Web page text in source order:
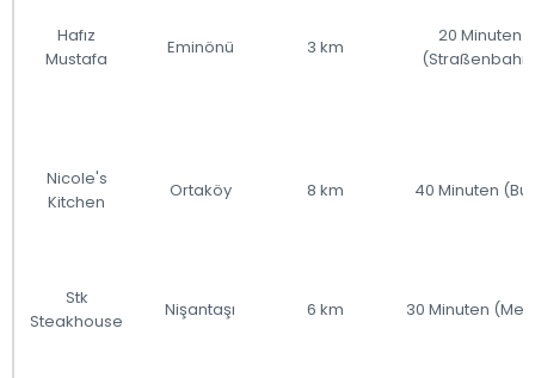
Hafız
Mustafa
Eminönü 3 km
20 Minuten
Nicole's
Kitchen
Ortaköy 8 km 40 Minuten
Stk
Steakhouse
Nişantaşı 6 km 30 Minuten